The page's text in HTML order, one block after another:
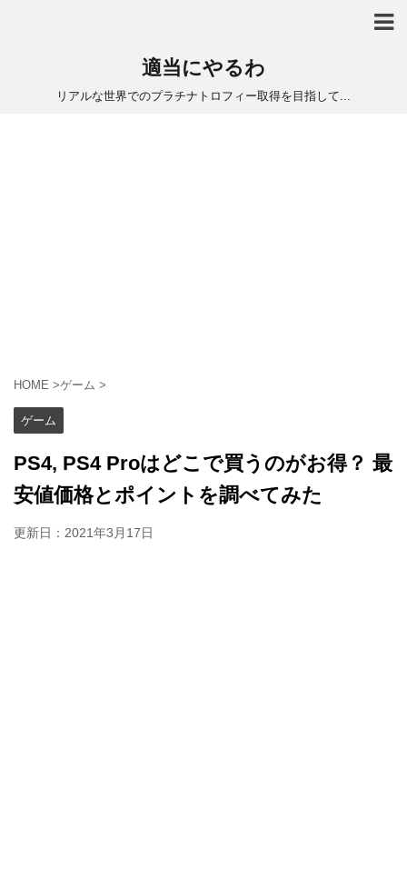
適当にやるわ
リアルな世界でのプラチナトロフィー取得を目指して...
HOME >ゲーム >
ゲーム
PS4, PS4 Proはどこで買うのがお得？ 最
安値価格とポイントを調べてみた
更新日： 2021年3月17日